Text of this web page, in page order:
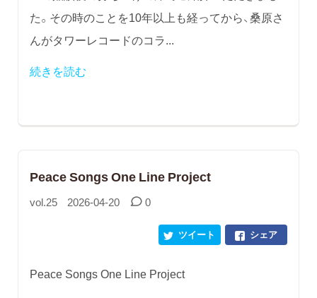
た。その時のことを10年以上も経ってから、桑原さ
んがタワーレコードのコラ...
続きを読む
Peace Songs One Line Project
vol.25 2026-04-20 0
シェア
ツイート
Peace Songs One Line Project